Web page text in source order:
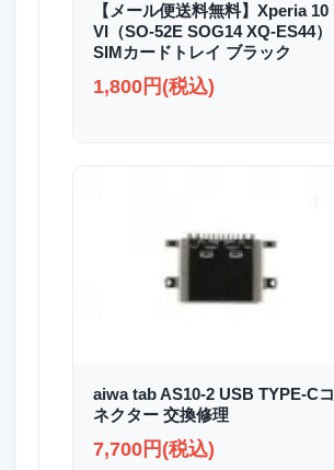
【メール便送料無料】Xperia 10
VI（SO-52E SOG14 XQ-ES44）
SIMカードトレイ ブラック
1,800円(税込)
aiwa tab AS10-2 USB TYPE-Cコ
ネクター 交換修理
7,700円(税込)